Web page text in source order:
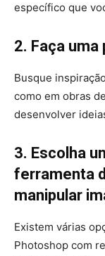
específico que
2. Faça uma
Busque
como em obras
desenvolver
3. Escolha
ferramenta
manipular
Existem várias
Photoshop com